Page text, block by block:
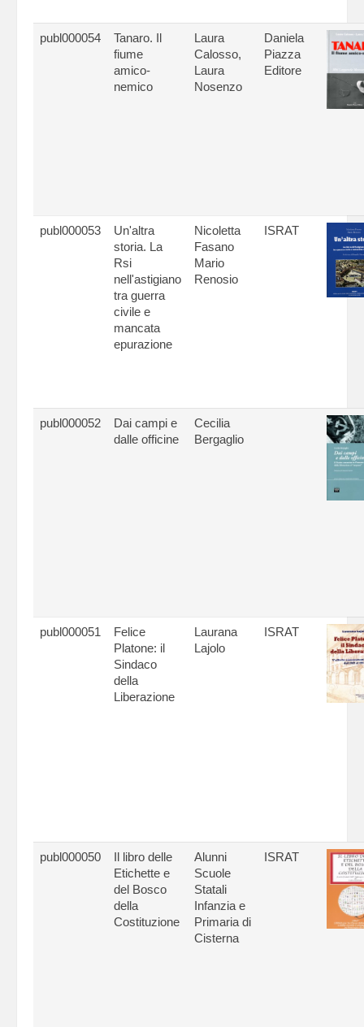
publ000054
Tanaro. Il
fiume
amico-
nemico
Laura
Calosso,
Laura
Nosenzo
Daniela
Piazza
Editore
publ000053
Un'altra
storia. La
Rsi
nell'astigiano
tra guerra
civile e
mancata
epurazione
Nicoletta
Fasano
Mario
Renosio
ISRAT
publ000052
Dai campi e
dalle officine
Cecilia
Bergaglio
publ000051
Felice
Platone: il
Sindaco
della
Liberazione
Laurana
Lajolo
ISRAT
publ000050
Il libro delle
Etichette e
del Bosco
della
Costituzione
Alunni
Scuole
Statali
Infanzia e
Primaria di
Cisterna
ISRAT